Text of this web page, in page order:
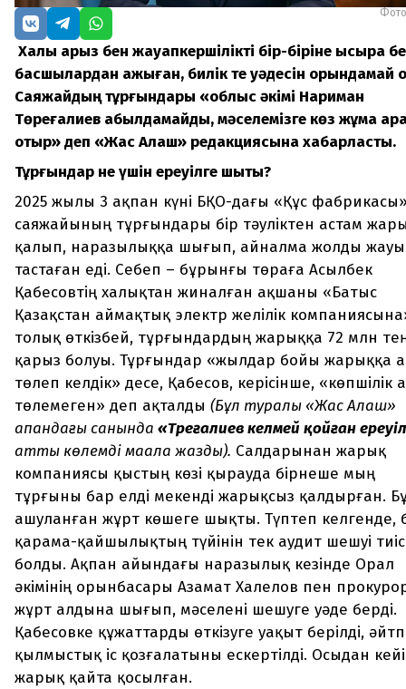
Халық қарыз бен жауапкершілікті бір-біріне ысыра
басшылардан қажыған, билік те уәдесін орындамай
Саяжайдың тұрғындары «облыс әкімі Нариман
Төреғалиев қабылдамайды, мәселемізге көз жұма
отыр» деп «Жас Алаш» редакциясына хабарласты.
Тұрғындар не үшін ереуілге шықты?
2025 жылы 3 ақпан күні БҚО-дағы «Құс
саяжайының тұрғындары бір тәуліктен астам
қалып, наразылыққа шығып, айналма жолды
тастаған еді. Себеп – бұрынғы төраға Асылбек
Қабесовтің халықтан жиналған ақшаны «Батыс
Қазақстан аймақтық электр желілік
толық өткізбей, тұрғындардың жарыққа 72 млн
қарыз болуы. Тұрғындар «жылдар бойы жарыққа
төлеп келдік» десе, Қабесов, керісінше, «көпшілік
төлемеген» деп ақталды (Бұл туралы «Жас Алаш»
ақпандағы санында «Төреғалиев келмей қойған
атты көлемді мақала жазды). Салдарынан жарық
компаниясы қыстың көзі қырауда бірнеше мың
тұрғыны бар елді мекенді жарықсыз қалдырған.
ашуланған жұрт көшеге шықты. Түптеп келгенде,
қарама-қайшылықтың түйінін тек аудит шешуі тиіс
болды. Ақпан айындағы наразылық кезінде Орал
әкімінің орынбасары Азамат Халелов пен
жұрт алдына шығып, мәселені шешуге уәде берді.
Қабесовке құжаттарды өткізуге уақыт берілді,
қылмыстық іс қозғалатыны ескертілді. Осыдан
жарық қайта қосылған.